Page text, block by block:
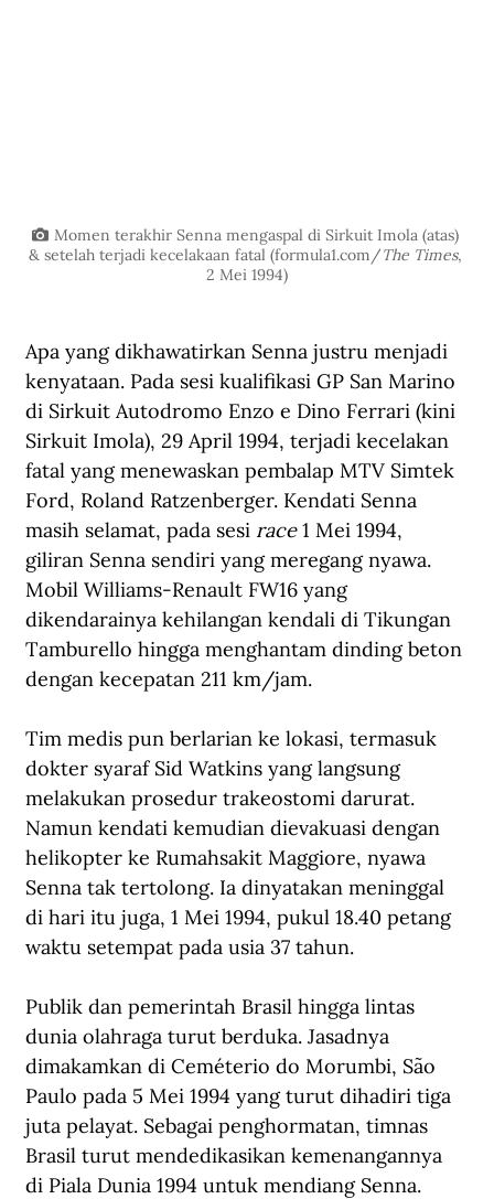
Momen terakhir Senna mengaspal di Sirkuit Imola (atas)
& setelah terjadi kecelakaan fatal (formula1.com/The Times,
2 Mei 1994)
Apa yang dikhawatirkan Senna justru menjadi
kenyataan. Pada sesi kualifikasi GP San Marino
di Sirkuit Autodromo Enzo e Dino Ferrari (kini
Sirkuit Imola), 29 April 1994, terjadi kecelakan
fatal yang menewaskan pembalap MTV Simtek
Ford, Roland Ratzenberger. Kendati Senna
masih selamat, pada sesi race 1 Mei 1994,
giliran Senna sendiri yang meregang nyawa.
Mobil Williams-Renault FW16 yang
dikendarainya kehilangan kendali di Tikungan
Tamburello hingga menghantam dinding beton
dengan kecepatan 211 km/jam.
Tim medis pun berlarian ke lokasi, termasuk
dokter syaraf Sid Watkins yang langsung
melakukan prosedur trakeostomi darurat.
Namun kendati kemudian dievakuasi dengan
helikopter ke Rumahsakit Maggiore, nyawa
Senna tak tertolong. Ia dinyatakan meninggal
di hari itu juga, 1 Mei 1994, pukul 18.40 petang
waktu setempat pada usia 37 tahun.
Publik dan pemerintah Brasil hingga lintas
dunia olahraga turut berduka. Jasadnya
dimakamkan di Ceméterio do Morumbi, São
Paulo pada 5 Mei 1994 yang turut dihadiri tiga
juta pelayat. Sebagai penghormatan, timnas
Brasil turut mendedikasikan kemenangannya
di Piala Dunia 1994 untuk mendiang Senna.